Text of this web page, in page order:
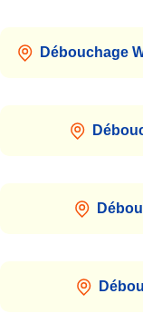
Débouchage